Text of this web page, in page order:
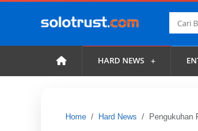
HARD NEWS
Home Hard News Pengukuhan